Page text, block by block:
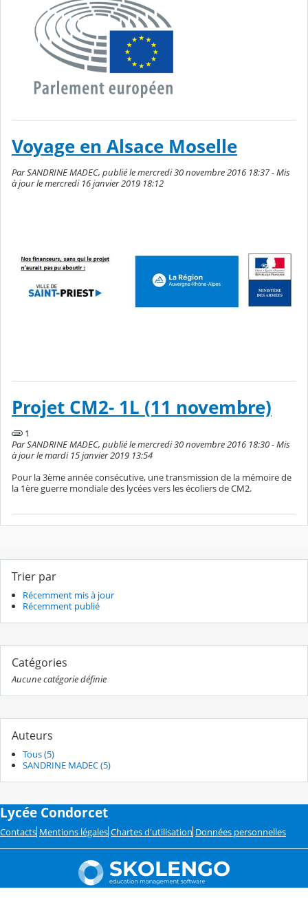
Voyage en Alsace Moselle
Par SANDRINE MADEC, publié le mercredi 30 novembre 2016 18:37 - Mis
à jour le mercredi 16 janvier 2019 18:12
Projet CM2- 1L (11 novembre)
1
Par SANDRINE MADEC, publié le mercredi 30 novembre 2016 18:30 - Mis
à jour le mardi 15 janvier 2019 13:54
Pour la 3ème année consécutive, une transmission de la mémoire de
la 1ère guerre mondiale des lycées vers les écoliers de CM2.
Trier par
Récemment mis à jour
Récemment publié
Catégories
Aucune catégorie définie
Auteurs
Tous (5)
SANDRINE MADEC (5)
Lycée Condorcet
Contacts Mentions légales Chartes d'utilisation Données personnelles